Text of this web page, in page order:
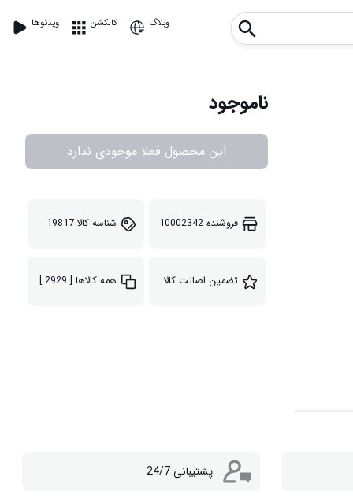
ویدئوها کالکشن وبلاگ
ناموجود
این محصول فعلا موجودی ندارد
فروشنده10002342 شناسه کالا19817
تضمین اصالت کالا همه کالاها [ 2929 ]
پشتیبانی 24/7